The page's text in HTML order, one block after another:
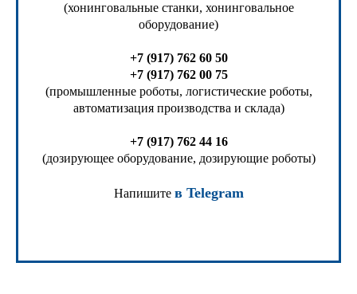
(хонинговальные станки, хонинговальное
оборудование)
+7 (917) 762 60 50
+7 (917) 762 00 75
(промышленные роботы, логистические роботы,
автоматизация производства и склада)
+7 (917) 762 44 16
(дозирующее оборудование, дозирующие роботы)
Напишите в Telegram